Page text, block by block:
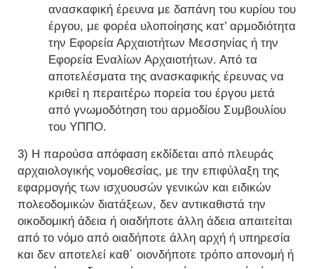
ανασκαφική έρευνα με δαπάνη του κυρίου του
έργου, με φορέα υλοποίησης κατ’ αρμοδιότητα
την Εφορεία Αρχαιοτήτων Μεσσηνίας ή την
Εφορεία Εναλίων Αρχαιοτήτων. Από τα
αποτελέσματα της ανασκαφικής έρευνας να
κριθεί η περαιτέρω πορεία του έργου μετά
από γνωμοδότηση του αρμοδίου Συμβουλίου
του ΥΠΠΟ.
3) Η παρούσα απόφαση εκδίδεται από πλευράς
αρχαιολογικής νομοθεσίας, με την επιφύλαξη της
εφαρμογής των ισχυουσών γενικών και ειδικών
πολεοδομικών διατάξεων, δεν αντικαθιστά την
οικοδομική άδεια ή οιαδήποτε άλλη άδεια απαιτείται
από το νόμο από οιαδήποτε άλλη αρχή ή υπηρεσία
και δεν αποτελεί καθ΄ οιονδήποτε τρόπο απονομή ή